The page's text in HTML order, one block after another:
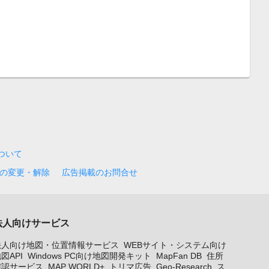
いて
変更・解除 広告掲載のお問合せ
人向けサービス
向け地図・位置情報サービス
WEBサイト・システム向け
API Windows PC向け地図開発キット MapFan DB 住所
サービス
MAP WORLD+ トリマ広告 Geo-Research ス